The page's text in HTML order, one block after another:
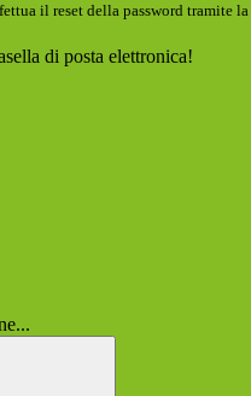
il reset della password tramite la
di posta elettronica!